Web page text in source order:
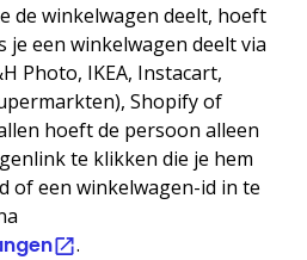
de winkelwagen deelt, hoeft
je een winkelwagen deelt via
Photo, IKEA, Instacart,
Shopify of
hoeft de persoon alleen
te klikken die je hem
of een winkelwagen-id in te
.